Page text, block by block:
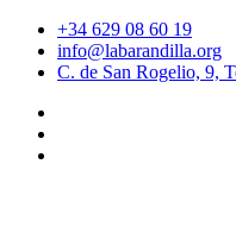
+34 629 08 60 19
info@labarandilla.org
C. de San Rogelio, 9,